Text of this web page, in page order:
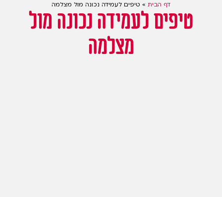
דף הבית » טיפים לעמידה נכונה מול מצלמה
טיפים לעמידה נכונה מול
מצלמה